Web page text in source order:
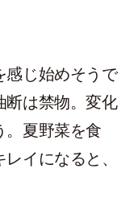
感じ始めそうで
断は禁物。変化
。夏野菜を食
イになると、